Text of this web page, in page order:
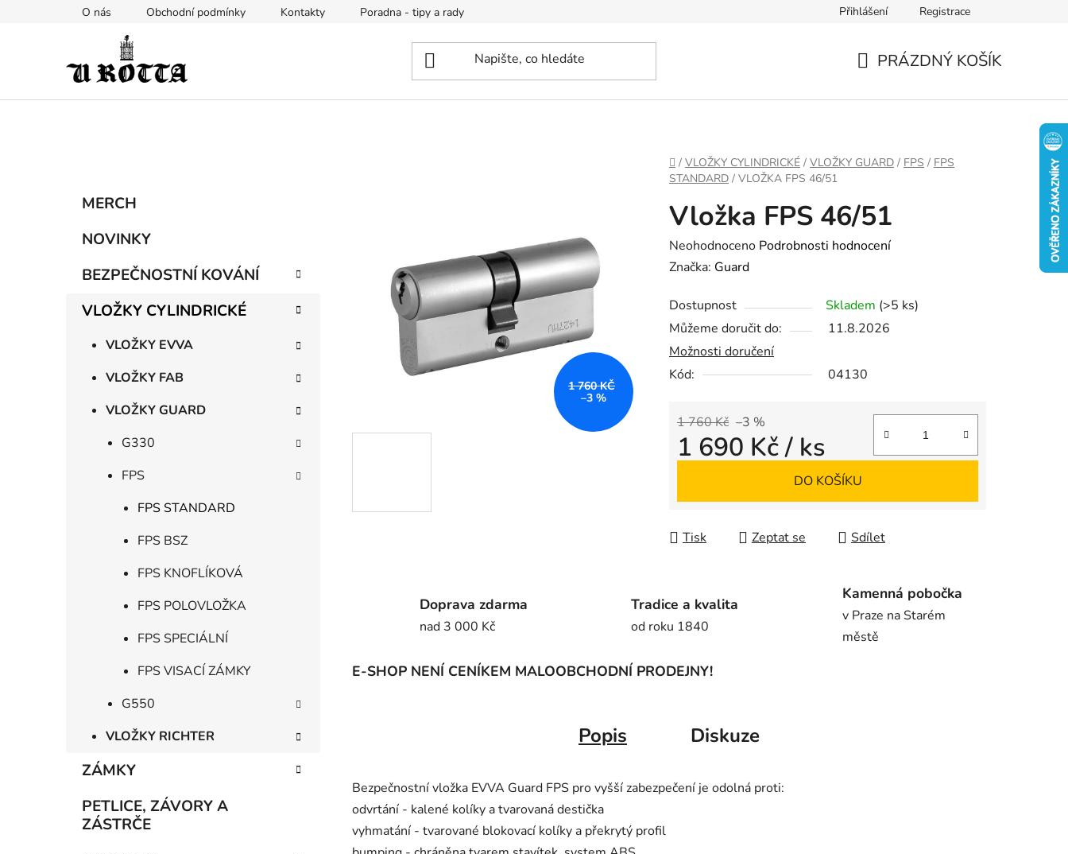
O nás Obchodní podmínky Kontakty Poradna - tipy a rady Přihlášení Registrace
PRÁZDNÝ KOŠÍK
DOMŮ
/ VLOŽKY CYLINDRICKÉ / VLOŽKY GUARD / FPS / FPS
STANDARD / VLOŽKA FPS 46/51
Přeskočit
kategorie
MERCH
NOVINKY
BEZPEČNOSTNÍ KOVÁNÍ
VLOŽKY CYLINDRICKÉ
VLOŽKY EVVA
VLOŽKY FAB
VLOŽKY GUARD
G330
FPS
FPS STANDARD
FPS BSZ
FPS KNOFLÍKOVÁ
FPS POLOVLOŽKA
FPS SPECIÁLNÍ
FPS VISACÍ ZÁMKY
G550
VLOŽKY RICHTER
ZÁMKY
PETLICE, ZÁVORY A
ZÁSTRČE
Vložka FPS 46/51
Průměrné
hodnocení
je
0,0
z
5
Neohodnoceno Podrobnosti hodnocení
Značka: Guard
Dostupnost Skladem (>5 ks)
Můžeme doručit do:
11.8.2026
Možnosti doručení
Kód:
04130
1 760 Kč –3 %
1 690 Kč/ ks
DO KOŠÍKU
Tisk Zeptat se Sdílet
1 760 KČ
–3 %
Doprava zdarma
nad 3 000 Kč
Tradice a kvalita
od roku 1840
Kamenná pobočka
v Praze na Starém
městě
E-SHOP NENÍ CENÍKEM MALOOBCHODNÍ PRODEJNY!
Popis Diskuze
Bezpečnostní vložka EVVA Guard FPS pro vyšší zabezpečení je odolná proti:
odvrtání - kalené kolíky a tvarovaná destička
vyhmatání - tvarované blokovací kolíky a překrytý profil